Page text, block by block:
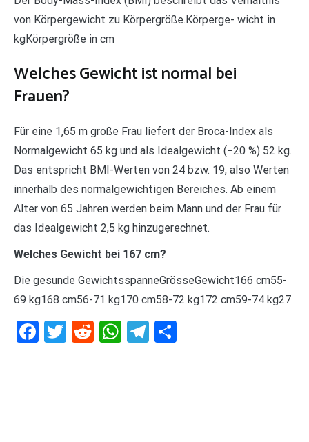
von Körpergewicht zu Körpergröße.Körperge- wicht in
kgKörpergröße in cm
Welches Gewicht ist normal bei
Frauen?
Für eine 1,65 m große Frau liefert der Broca-Index als
Normalgewicht 65 kg und als Idealgewicht (−20 %) 52 kg.
Das entspricht BMI-Werten von 24 bzw. 19, also Werten
innerhalb des normalgewichtigen Bereiches. Ab einem
Alter von 65 Jahren werden beim Mann und der Frau für
das Idealgewicht 2,5 kg hinzugerechnet.
Welches Gewicht bei 167 cm?
Die gesunde GewichtsspanneGrösseGewicht166 cm55-
69 kg168 cm56-71 kg170 cm58-72 kg172 cm59-74 kg27
Facebook
Twitter
RedditWhatsApp
Telegram